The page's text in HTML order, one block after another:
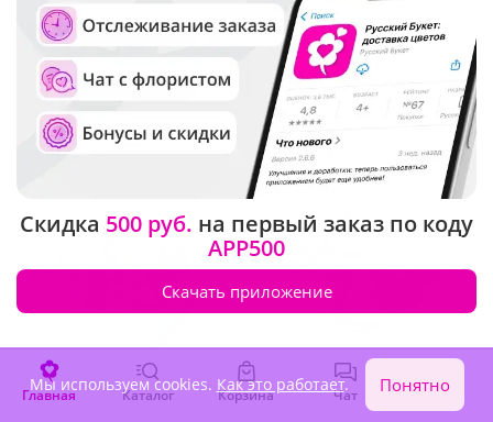
4.9(453)
Композиция "Звездочка"
В наличии
3 320 ₽
5 (339)
Букет "Мгновения счастья"
В наличии
2 620 ₽
Главная Каталог Корзина Чат Войти
Скидка 500 руб. на первый заказ по коду
APP500
Скачать приложение
Мы используем cookies. Как это работает. Понятно